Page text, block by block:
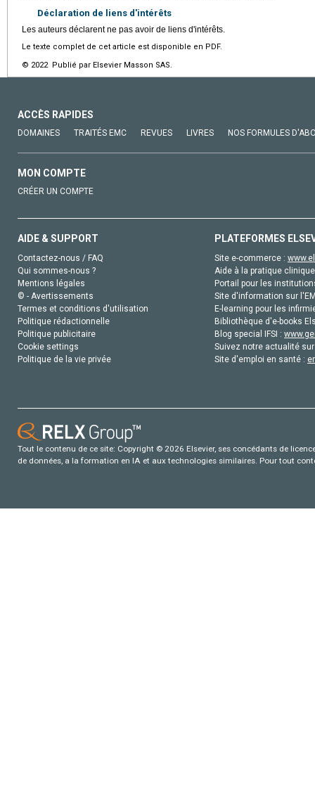
Déclaration de liens d'intérêts
Les auteurs déclarent ne pas avoir de liens d'intérêts.
Le texte complet de cet article est disponible en PDF.
© 2022 Publié par Elsevier Masson SAS.
ACCÈS RAPIDES
DOMAINES TRAITÉS EMC REVUES LIVRES NOS FORMULES
MON COMPTE
CRÉER UN COMPTE
AIDE & SUPPORT
Contactez-nous / FAQ
Qui sommes-nous ?
Mentions légales
© - Avertissements
Termes et conditions d'utilisation
Politique rédactionnelle
Politique publicitaire
Cookie settings
Politique de la vie privée
PLATEFORMES
Site e-commerce :
Aide à la pratique
Portail pour les
Site d'information sur
E-learning pour les
Bibliothèque d'e-books
Blog special IFSI :
Suivez notre actualité
Site d'emploi en santé :
Tout le contenu de ce site: Copyright © 2026 Elsevier, ses concédants de
de données, a la formation en IA et aux technologies similaires. Pour tout